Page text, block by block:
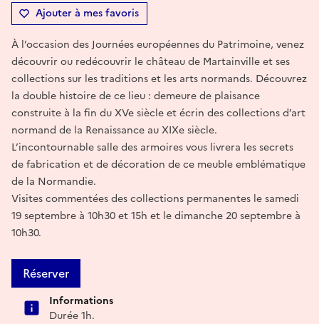
Ajouter à mes favoris
À l’occasion des Journées européennes du Patrimoine, venez
découvrir ou redécouvrir le château de Martainville et ses
collections sur les traditions et les arts normands. Découvrez
la double histoire de ce lieu : demeure de plaisance
construite à la fin du XVe siècle et écrin des collections d’art
normand de la Renaissance au XIXe siècle.
L’incontournable salle des armoires vous livrera les secrets
de fabrication et de décoration de ce meuble emblématique
de la Normandie.
Visites commentées des collections permanentes le samedi
19 septembre à 10h30 et 15h et le dimanche 20 septembre à
10h30.
Réserver
Informations
Durée 1h.